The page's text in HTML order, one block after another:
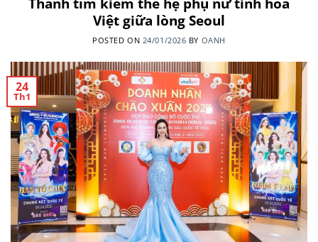
Việt giữa lòng Seoul
POSTED ON 24/01/2026 BY OANH
24
Th1